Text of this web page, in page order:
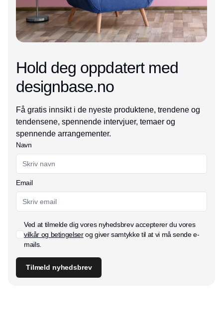
Hold deg oppdatert med
designbase.no
Få gratis innsikt i de nyeste produktene, trendene og
tendensene, spennende intervjuer, temaer og
spennende arrangementer.
Navn
Email
Ved at tilmelde dig vores nyhedsbrev accepterer du vores
vilkår og betingelserog giver samtykke til at vi må sende e-
mails.
Tilmeld nyhedsbrev